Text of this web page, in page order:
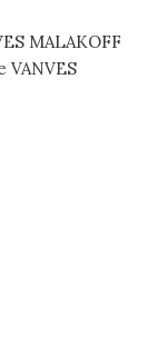
MALAKOFF
VANVES